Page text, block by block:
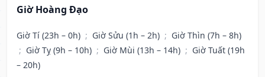
Giờ Hoàng Đạo
Giờ Tí (23h – 0h) ; Giờ Sửu (1h – 2h) ; Giờ Thìn (7h – 8h)
; Giờ Tỵ (9h – 10h) ; Giờ Mùi (13h – 14h) ; Giờ Tuất (19h
– 20h)